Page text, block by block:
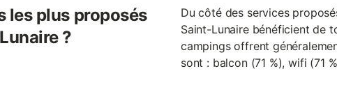
les plus proposés
?
Du côté des services
Saint-Lunaire bénéficient de
campings offrent
sont : balcon (71 %), wifi (71